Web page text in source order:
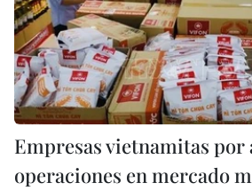
Empresas vietnamitas por
operaciones en mercado